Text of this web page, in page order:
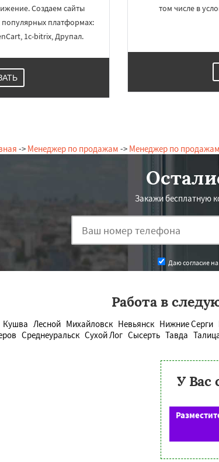
Создаем сайты
популярных платформах:
1c-bitrix, Друпал.
том числе в
-> Менеджер по продажам -> Менеджер по
Закажи бесплатную
Даю согласие
Работа в
Кушва Лесной Михайловск Невьянск Нижние Серги
Среднеуральск Сухой Лог Сысерть Тавда
У Вас